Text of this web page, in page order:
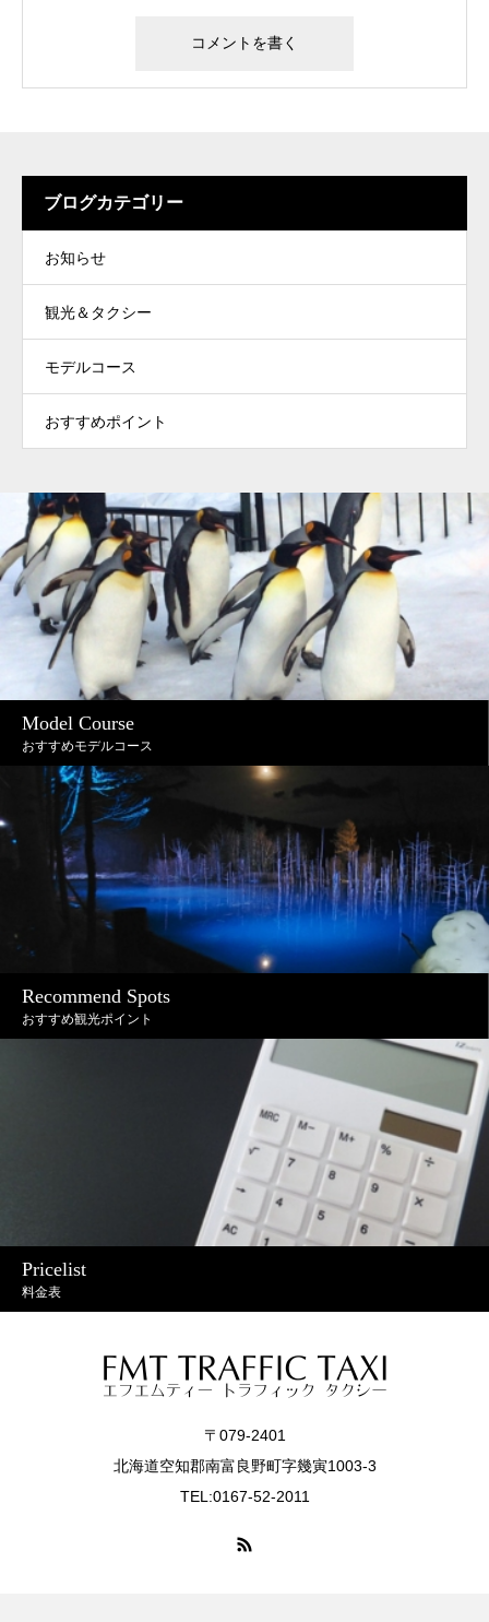
ブログカテゴリー
お知らせ
観光＆タクシー
モデルコース
おすすめポイント
Model Course
おすすめモデルコース
Recommend Spots
おすすめ観光ポイント
Pricelist
料金表
〒079-2401
北海道空知郡南富良野町字幾寅1003-3
TEL:0167-52-2011